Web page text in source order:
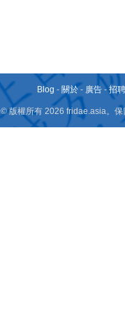
Blog - 關於 - 廣告 -招
© 版權所有 2026 fridae.asia。